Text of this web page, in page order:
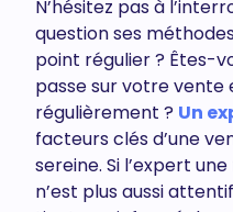
N’hésitez pas à
question ses
point régulier ? Êtes-
passe sur votre
régulièrement ? Un
facteurs clés d’une
sereine. Si l’expert
n’est plus aussi